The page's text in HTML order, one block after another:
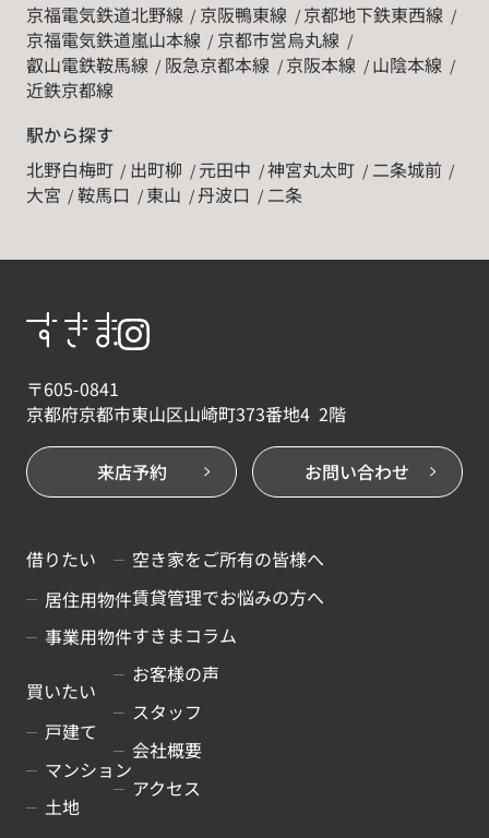
京福電気鉄道北野線
京阪鴨東線
京都地下鉄東西線
京福電気鉄道嵐山本線
京都市営烏丸線
叡山電鉄鞍馬線
阪急京都本線 京阪本線
山陰本線
近鉄京都線
駅から探す
北野白梅町
出町柳 元田中 神宮丸太町
二条城前
大宮
鞍馬口 東山 丹波口 二条
〒605-0841
京都府京都市東山区山崎町373番地4 2階
来店予約 お問い合わせ
借りたい
居住用物件
事業用物件
買いたい
戸建て
マンション
土地
空き家をご所有の皆様へ
賃貸管理でお悩みの方へ
すきまコラム
お客様の声
スタッフ
会社概要
アクセス